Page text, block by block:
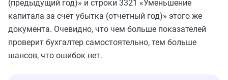
(предыдущий год)» и строки 3321 «Уменьшение
капитала за счет убытка (отчетный год)» этого же
документа. Очевидно, что чем больше показателей
проверит бухгалтер самостоятельно, тем больше
шансов, что ошибок нет.